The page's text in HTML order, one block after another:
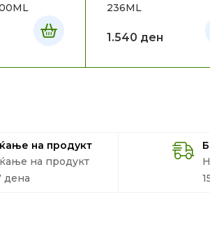
236ML
1.540 ден
на продукт
на продукт
дена